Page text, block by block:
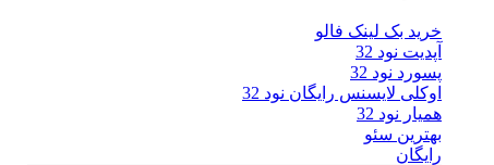
خرید بک لینک فالو
آپدیت نود 32
پسورد نود 32
اوکلی لایسنس رایگان نود 32
همیار نود 32
بهترین سئو
رایگان